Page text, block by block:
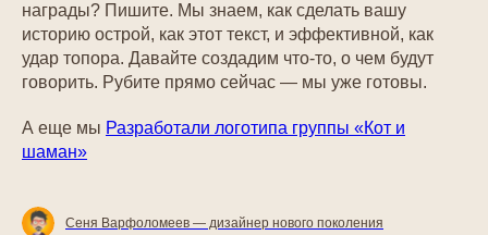
награды? Пишите. Мы знаем, как сделать вашу
историю острой, как этот текст, и эффективной, как
удар топора. Давайте создадим что-то, о чем будут
говорить. Рубите прямо сейчас — мы уже готовы.
А еще мы Разработали логотипа группы «Кот и
шаман»
Сеня Варфоломеев — дизайнер нового поколения